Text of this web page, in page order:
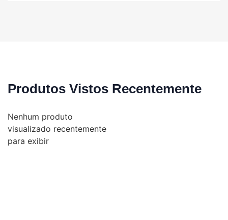
Produtos Vistos Recentemente
Nenhum produto
visualizado recentemente
para exibir